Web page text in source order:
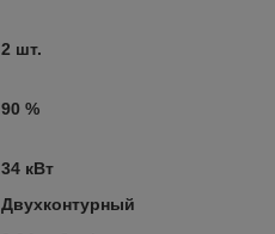
2 шт.
90 %
34 кВт
Двухконтурный